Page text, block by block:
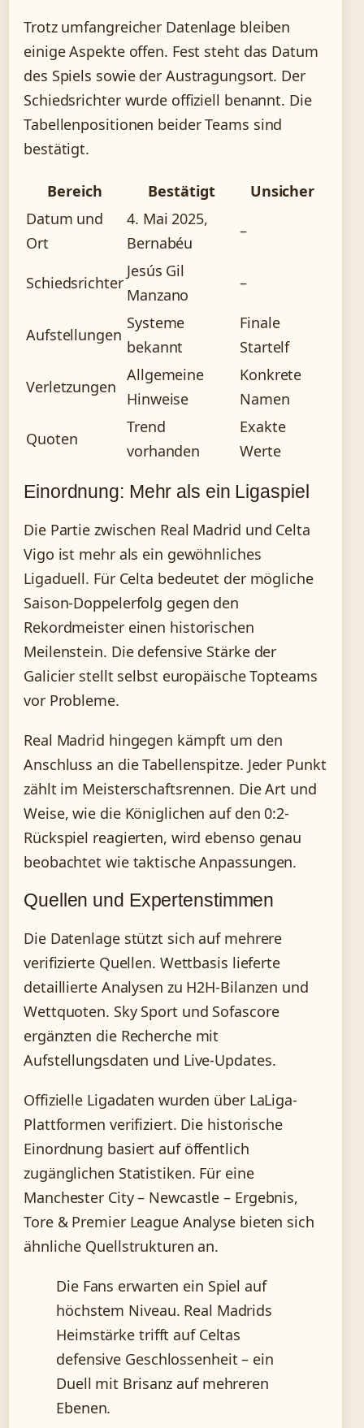
Trotz umfangreicher Datenlage bleiben
einige Aspekte offen. Fest steht das Datum
des Spiels sowie der Austragungsort. Der
Schiedsrichter wurde offiziell benannt. Die
Tabellenpositionen beider Teams sind
bestätigt.
Bereich Bestätigt
Unsicher
Datum und
Ort
4. Mai 2025,
Bernabéu
–
Schiedsrichter
Jesús Gil
Manzano
–
Aufstellungen
Systeme
bekannt
Finale
Startelf
Verletzungen
Allgemeine
Hinweise
Konkrete
Namen
Quoten
Trend
vorhanden
Exakte
Werte
Einordnung: Mehr als ein Ligaspiel
Die Partie zwischen Real Madrid und Celta
Vigo ist mehr als ein gewöhnliches
Ligaduell. Für Celta bedeutet der mögliche
Saison-Doppelerfolg gegen den
Rekordmeister einen historischen
Meilenstein. Die defensive Stärke der
Galicier stellt selbst europäische Topteams
vor Probleme.
Real Madrid hingegen kämpft um den
Anschluss an die Tabellenspitze. Jeder Punkt
zählt im Meisterschaftsrennen. Die Art und
Weise, wie die Königlichen auf den 0:2-
Rückspiel reagierten, wird ebenso genau
beobachtet wie taktische Anpassungen.
Quellen und Expertenstimmen
Die Datenlage stützt sich auf mehrere
verifizierte Quellen. Wettbasis lieferte
detaillierte Analysen zu H2H-Bilanzen und
Wettquoten. Sky Sport und Sofascore
ergänzten die Recherche mit
Aufstellungsdaten und Live-Updates.
Offizielle Ligadaten wurden über LaLiga-
Plattformen verifiziert. Die historische
Einordnung basiert auf öffentlich
zugänglichen Statistiken. Für eine
Manchester City – Newcastle – Ergebnis,
Tore & Premier League Analyse bieten sich
ähnliche Quellstrukturen an.
Die Fans erwarten ein Spiel auf
höchstem Niveau. Real Madrids
Heimstärke trifft auf Celtas
defensive Geschlossenheit – ein
Duell mit Brisanz auf mehreren
Ebenen.